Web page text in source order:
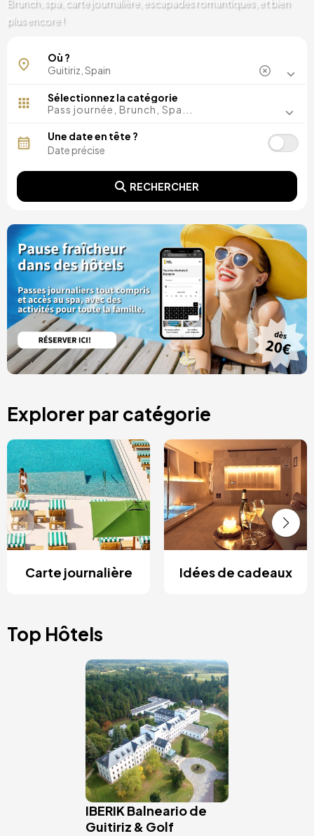
Brunch, spa, carte journalière, escapades romantiques, et bien
plus encore !
Où ?
Sélectionnez la catégorie
Pass journée, Brunch, Spa...
Une date en tête ?
RECHERCHER
Explorer par catégorie
Carte journalière Idées de cadeaux
Top Hôtels
Image
IBERIK Balneario de
Guitiriz & Golf